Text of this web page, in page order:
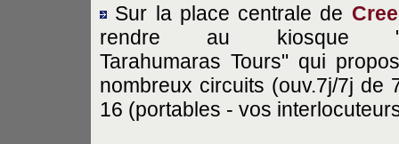
Sur la place centrale de
rendre au kiosque
Tarahumaras Tours" qui
nombreux circuits (ouv.7j/7j de
16 (portables - vos